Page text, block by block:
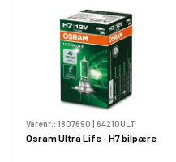
Varenr.: 1807690 | 64210ULT
Osram Ultra Life - H7 bilpære